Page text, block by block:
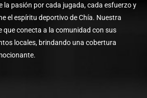
la pasión por cada jugada, cada esfuerzo y
el espíritu deportivo de Chía. Nuestra
que conecta a la comunidad con sus
locales, brindando una cobertura